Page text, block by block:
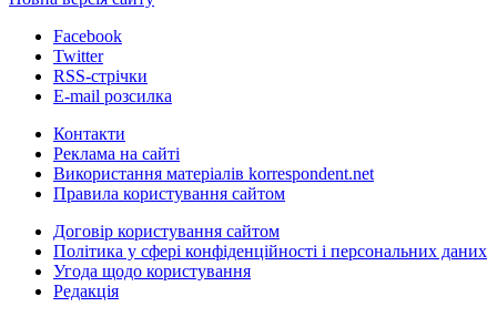
Facebook
Twitter
RSS-стрічки
E-mail розсилка
Контакти
Реклама на сайті
Використання матеріалів korrespondent.net
Правила користування сайтом
Договір користування сайтом
Політика у сфері конфіденційності і персональних даних
Угода щодо користування
Редакція